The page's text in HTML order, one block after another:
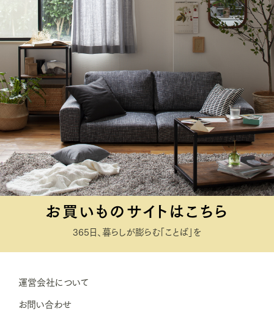
お買いものサイトはこちら
365日、暮らしが膨らむ「ことば」を
運営会社について
お問い合わせ